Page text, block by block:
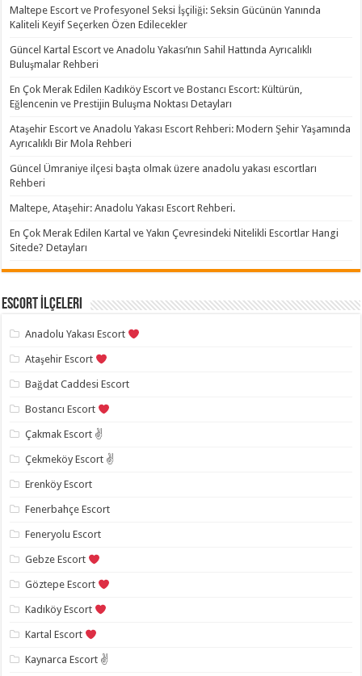
Maltepe Escort ve Profesyonel Seksi İşçiliği: Seksin Gücünün Yanında
Kaliteli Keyif Seçerken Özen Edilecekler
Güncel Kartal Escort ve Anadolu Yakası’nın Sahil Hattında Ayrıcalıklı
Buluşmalar Rehberi
En Çok Merak Edilen Kadıköy Escort ve Bostancı Escort: Kültürün,
Eğlencenin ve Prestijin Buluşma Noktası Detayları
Ataşehir Escort ve Anadolu Yakası Escort Rehberi: Modern Şehir Yaşamında
Ayrıcalıklı Bir Mola Rehberi
Güncel Ümraniye ilçesi başta olmak üzere anadolu yakası escortları
Rehberi
Maltepe, Ataşehir: Anadolu Yakası Escort Rehberi.
En Çok Merak Edilen Kartal ve Yakın Çevresindeki Nitelikli Escortlar Hangi
Sitede? Detayları
Escort İlçeleri
Anadolu Yakası Escort
Ataşehir Escort
Bağdat Caddesi Escort
Bostancı Escort
Çakmak Escort ✌️
Çekmeköy Escort ✌️
Erenköy Escort
Fenerbahçe Escort
Feneryolu Escort
Gebze Escort
Göztepe Escort
Kadıköy Escort
Kartal Escort
Kaynarca Escort ✌️